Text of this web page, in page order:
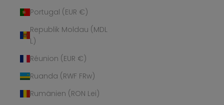
Portugal (EUR €)
Republik Moldau (MDL
L)
Réunion (EUR €)
Ruanda (RWF FRw)
Rumänien (RON Lei)